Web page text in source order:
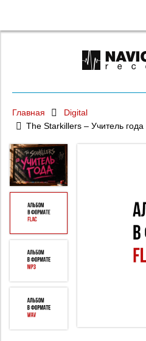
Главная
Digital
The Starkillers – Учитель